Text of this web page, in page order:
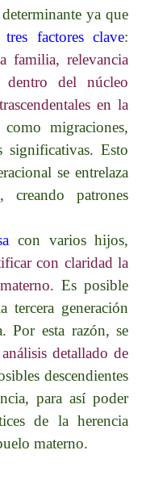
ya que
tres factores clave:
familia, relevancia
del núcleo
en la
migraciones,
significativas. Esto
se entrelaza
creando patrones
con varios hijos,
con claridad la
. Es posible
tercera generación
Por esta razón, se
detallado de
descendientes
para así poder
de la herencia
materno.